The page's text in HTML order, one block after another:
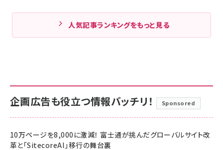
人気記事ランキングをもっと見る
企画広告も役立つ情報バッチリ！ Sponsored
10万ページを8,000に激減！ 富士通が挑んだグローバルサイト改
革と「SitecoreAI」移行の舞台裏